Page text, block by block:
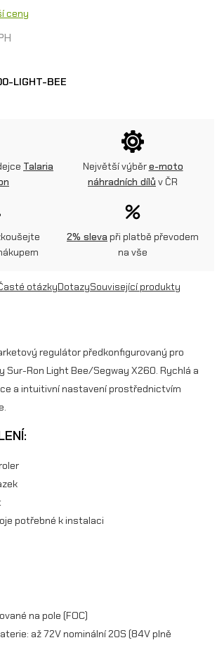
ceny
LIGHT-BEE
Talaria
Největší výběre-moto
náhradních dílů v ČR
2% sleva při platbě převodem
na vše
otázkyDotazySouvisející produkty
regulátor předkonfigurovaný pro
Sur-Ron Light Bee/Segway X260. Rychlá a
a intuitivní nastavení prostřednictvím
potřebné k instalaci
na pole (FOC)
až 72V nominální 20S (84V plně